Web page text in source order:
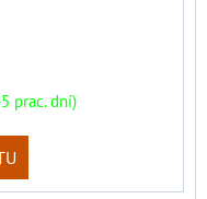
prac. dní)